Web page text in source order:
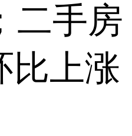
二手房
比上涨